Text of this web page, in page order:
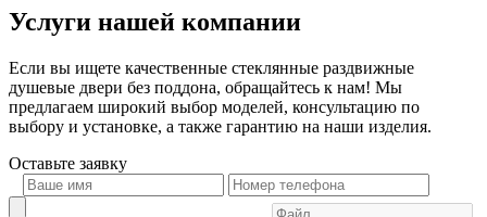
Услуги нашей компании
Если вы ищете качественные стеклянные раздвижные
душевые двери без поддона, обращайтесь к нам! Мы
предлагаем широкий выбор моделей, консультацию по
выбору и установке, а также гарантию на наши изделия.
Оставьте заявку